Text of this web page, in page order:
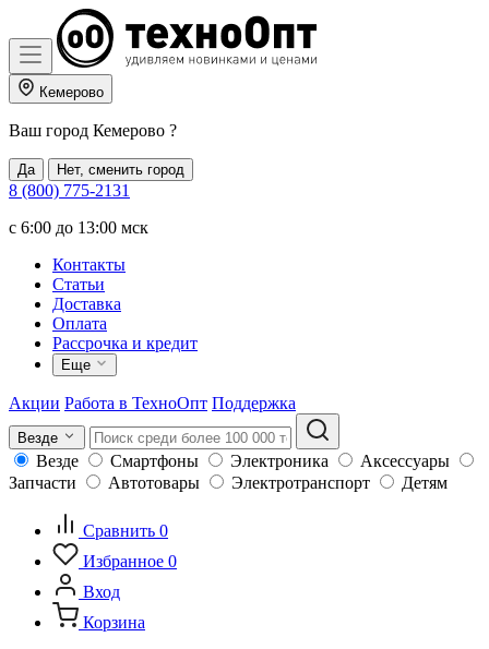
Кемерово
Ваш город Кемерово ?
Да Нет, сменить город
8 (800) 775-2131
c 6:00 до 13:00 мск
Контакты
Статьи
Доставка
Оплата
Рассрочка и кредит
Еще
Акции Работа в ТехноОпт Поддержка
Везде
Везде Смартфоны Электроника
Аксессуары
Запчасти
Автотовары Электротранспорт Детям
Сравнить 0
Избранное 0
Вход
Корзина